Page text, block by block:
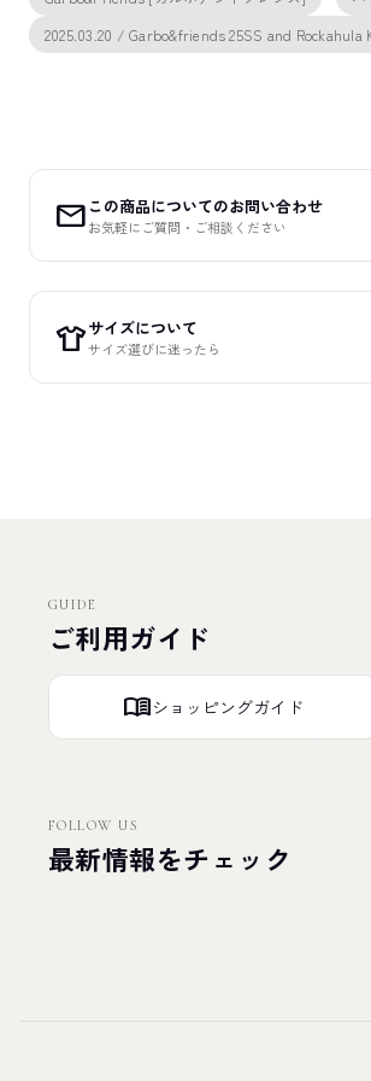
2025.03.20 / Garbo&friends 25SS and Rockahula
mail この商品についてのお問い合わせ
お気軽にご質問・ご相談ください
apparelサイズについて
サイズ選びに迷ったら
GUIDE
ご利用ガイド
menu_bookショッピングガイド
FOLLOW US
最新情報をチェック